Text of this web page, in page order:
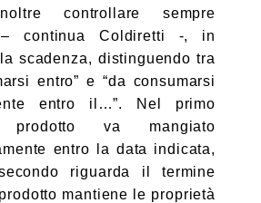
controllare sempre
– continua Coldiretti -, in
scadenza, distinguendo tra
entro” e “da consumarsi
entro il…”. Nel primo
va mangiato
entro la data indicata,
riguarda il termine
mantiene le proprietà